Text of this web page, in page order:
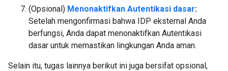
(Opsional) Menonaktifkan Autentikasi dasar:
Setelah mengonfirmasi bahwa IDP eksternal Anda
berfungsi, Anda dapat menonaktifkan Autentikasi
dasar untuk memastikan lingkungan Anda aman.
Selain itu, tugas lainnya berikut ini juga bersifat opsional,